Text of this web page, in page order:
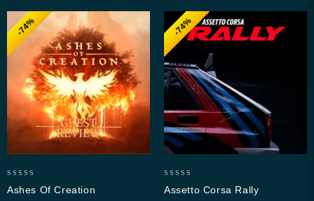
-74%
out
Ashes Of Creation
-74%
out
Assetto Corsa Rally